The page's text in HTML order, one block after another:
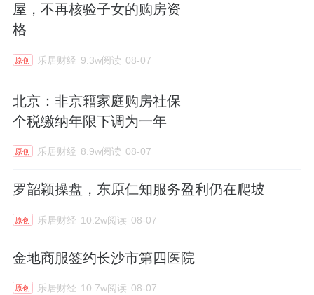
屋，不再核验子女的购房资
格
原创 乐居财经 9.3w阅读 08-07
北京：非京籍家庭购房社保
个税缴纳年限下调为一年
原创 乐居财经 8.9w阅读 08-07
罗韶颖操盘，东原仁知服务盈利仍在爬坡
原创 乐居财经 10.2w阅读 08-07
金地商服签约长沙市第四医院
原创 乐居财经 10.7w阅读 08-07